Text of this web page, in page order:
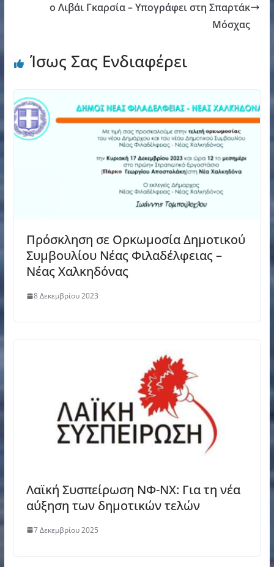
ο Λιβάι Γκαρσία – Υπογράφει στη Σπαρτάκ
Μόσχας
Ίσως Σας Ενδιαφέρει
Πρόσκληση σε Ορκωμοσία Δημοτικού
Συμβουλίου Νέας Φιλαδέλφειας –
Νέας Χαλκηδόνας
8 Δεκεμβρίου 2023
Λαϊκή Συσπείρωση ΝΦ-ΝΧ: Για τη νέα
αύξηση των δημοτικών τελών
7 Δεκεμβρίου 2025